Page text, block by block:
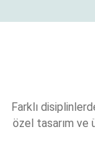
Farklı
özel tasarım ve